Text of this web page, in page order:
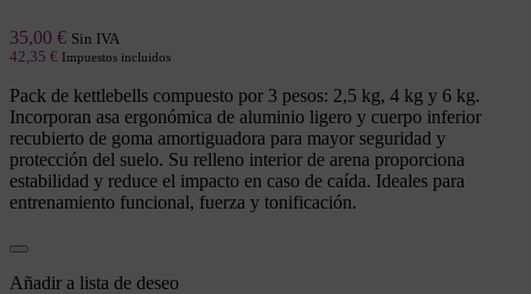
35,00 € Sin IVA
42,35 € Impuestos incluidos
Pack de kettlebells compuesto por 3 pesos: 2,5 kg, 4 kg y 6 kg.
Incorporan asa ergonómica de aluminio ligero y cuerpo inferior
recubierto de goma amortiguadora para mayor seguridad y
protección del suelo. Su relleno interior de arena proporciona
estabilidad y reduce el impacto en caso de caída. Ideales para
entrenamiento funcional, fuerza y tonificación.
Añadir a lista de deseo